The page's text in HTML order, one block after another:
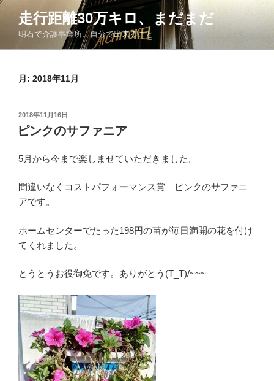
コ
ン
走行距離30万キロ、まだまだ
明石で介護事業所、自分で出来ること
月: 2018年11月
投
稿
日:
2018年11月16日
ピンクのサファニア
5月から今まで楽しませていただきました。
間違いなくコストパフォーマンス賞 ピンクのサファニ
アです。
ホームセンターでたった198円の苗が毎日満開の花を付け
てくれました。
とうとうお役御免です。ありがとう(T_T)/~~~